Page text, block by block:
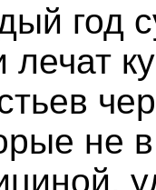
год
лечат
не